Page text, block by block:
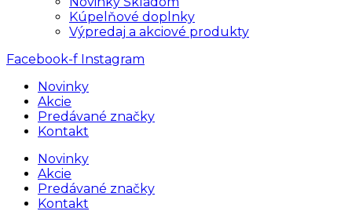
Kúpelňové doplnky
Výpredaj a akciové produkty
Facebook-f Instagram
Novinky
Akcie
Predávané značky
Kontakt
Novinky
Akcie
Predávané značky
Kontakt